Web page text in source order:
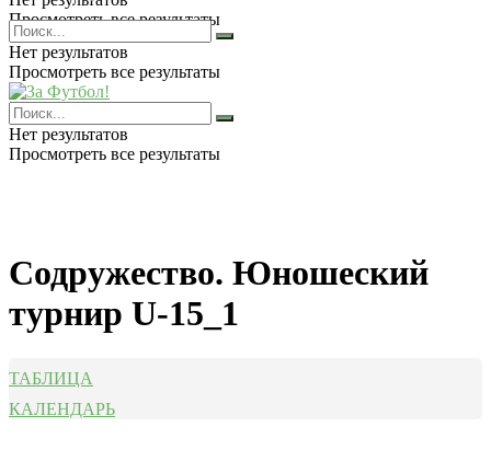
Просмотреть все результаты
Нет результатов
Просмотреть все результаты
Нет результатов
Просмотреть все результаты
Содружество. Юношеский
турнир U-15_1
ТАБЛИЦА
КАЛЕНДАРЬ